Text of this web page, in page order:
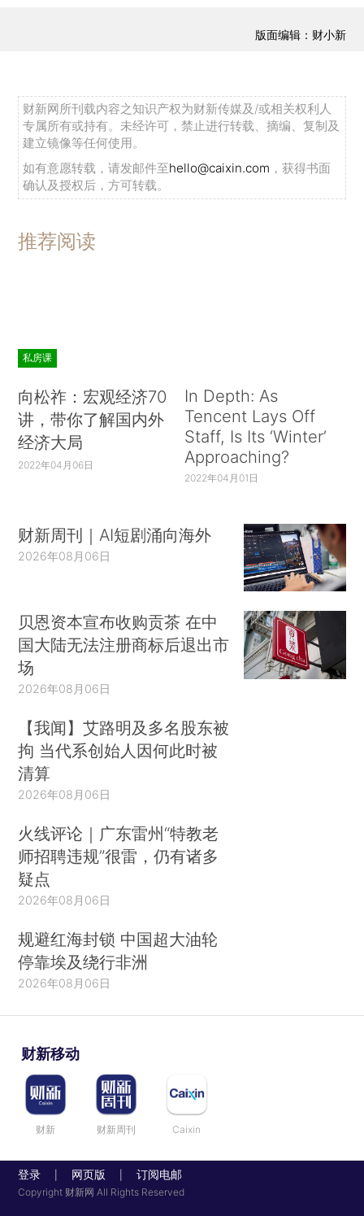
记系列重要讲话的基本要求。要对准问题去、带着
众关心的实际问题结合起来，具体化、接地气、见
实效，防止搞没有实质内容、花里胡哨的东西，防
止形式主义、走过场。
在广州市国光电器股份有限公司，刘云山听取
中心任务推动党的建设，着眼改革发展稳定加强党
大学，就加强改进高校思想政治工作和党的建设进
行调研，并同部分高校负责同志和师生代表座谈交
流。
中共中央政治局委员、国务院副总理刘延东参
加高校调研和座谈，中共中央政治局委员、广东省
委书记胡春华参加调研。（完）
版面编辑：财小新
财新网所刊载内容之知识产权为财新传媒及/或相关权利人
专属所有或持有。未经许可，禁止进行转载、摘编、复制及
建立镜像等任何使用。
如有意愿转载，请发邮件至hello@caixin.com ，获得书面
确认及授权后，方可转载。
推荐阅读
私房课
向松祚：宏观经济70
讲，带你了解国内外
经济大局
2022年04月06日
In Depth: As
Tencent Lays Off
Staff, Is Its ‘Winter’
Approaching?
2022年04月01日
财新周刊｜AI短剧涌向海外
2026年08月06日
贝恩资本宣布收购贡茶 在中
国大陆无法注册商标后退出市
场
2026年08月06日
【我闻】艾路明及多名股东被
拘 当代系创始人因何此时被
清算
2026年08月06日
火线评论｜广东雷州“特教老
师招聘违规”很雷，仍有诸多
疑点
2026年08月06日
规避红海封锁 中国超大油轮
停靠埃及绕行非洲
2026年08月06日
财新移动
财新 财新周刊 Caixin
登录 网页版 订阅电邮
Copyright 财新网 All Rights Reserved